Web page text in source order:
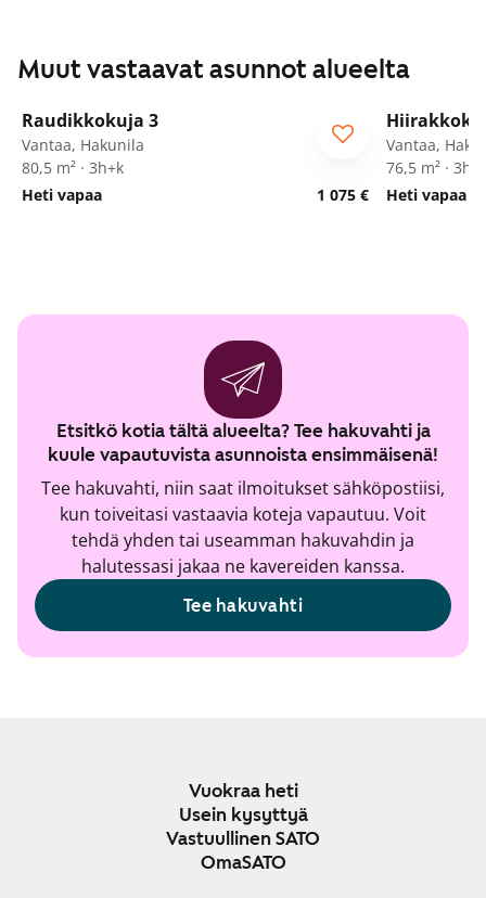
Muut vastaavat asunnot alueelta
ARA
Raudikkokuja 3
Vantaa, Hakunila
80,5 m² · 3h+k
Heti vapaa
1 075 €
ARA
Vantaa,
76,5 m² ·
Heti vapaa
Etsitkö kotia tältä alueelta? Tee hakuvahti ja
kuule vapautuvista asunnoista ensimmäisenä!
Tee hakuvahti, niin saat ilmoitukset sähköpostiisi,
kun toiveitasi vastaavia koteja vapautuu. Voit
tehdä yhden tai useamman hakuvahdin ja
halutessasi jakaa ne kavereiden kanssa.
Tee hakuvahti
Vuokraa heti
Usein kysyttyä
Vastuullinen SATO
OmaSATO